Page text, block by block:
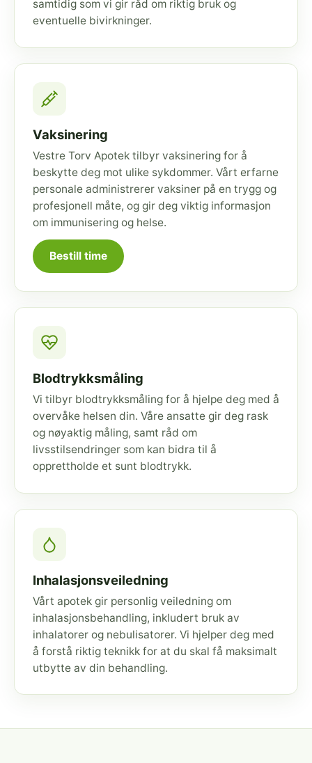
samtidig som vi gir råd om riktig bruk og
eventuelle bivirkninger.
Vaksinering
Vestre Torv Apotek tilbyr vaksinering for å
beskytte deg mot ulike sykdommer. Vårt erfarne
personale administrerer vaksiner på en trygg og
profesjonell måte, og gir deg viktig informasjon
om immunisering og helse.
Bestill time
Blodtrykksmåling
Vi tilbyr blodtrykksmåling for å hjelpe deg med å
overvåke helsen din. Våre ansatte gir deg rask
og nøyaktig måling, samt råd om
livsstilsendringer som kan bidra til å
opprettholde et sunt blodtrykk.
Inhalasjonsveiledning
Vårt apotek gir personlig veiledning om
inhalasjonsbehandling, inkludert bruk av
inhalatorer og nebulisatorer. Vi hjelper deg med
å forstå riktig teknikk for at du skal få maksimalt
utbytte av din behandling.